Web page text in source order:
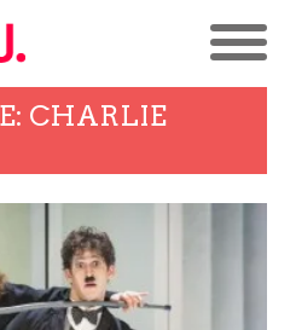
CHARLIE